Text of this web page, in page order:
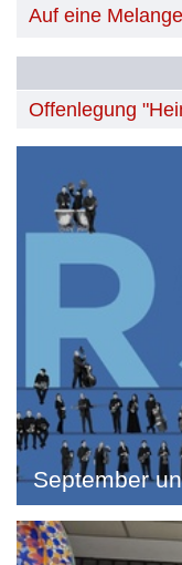
Auf eine
Offenlegung
September